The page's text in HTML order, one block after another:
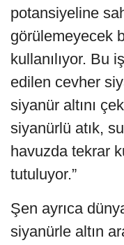
potansiyeline
görülemeyecek
kullanılıyor. Bu
edilen cevher
siyanür altını
siyanürlü atık,
havuzda tekrar
tutuluyor.”
Şen ayrıca
siyanürle altın